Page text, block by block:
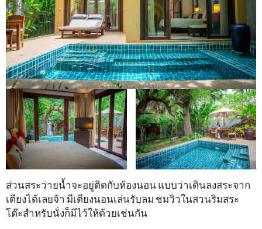
ส่วนสระว่ายน้ำจะอยู่ติดกับห้องนอน แบบว่าเดินลงสระจาก
เตียงได้เลยจ้า มีเตียงนอนเล่นรับลม ชมวิวในสวนริมสระ
โต๊ะสำหรับนั่งก็มีไว้ให้ด้วยเช่นกัน